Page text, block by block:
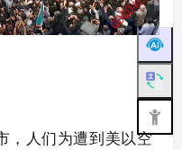
，人们为遭到美以空